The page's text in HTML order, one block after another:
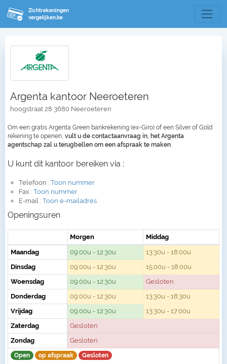
Zichtrekeningen
vergelijken.be
Argenta kantoor Neeroeteren
hoogstraat 28 3680 Neeroeteren
Om een gratis Argenta Green bankrekening (ex-Giro) of een Silver of Gold
rekening te openen, vult u de contactaanvraag in, het Argenta
agentschap zal u terugbellen om een afspraak te maken
U kunt dit kantoor bereiken via :
Telefoon : Toon nummer
Fax : Toon nummer
E-mail : Toon e-mailadres
Openingsuren
Morgen
Middag
Maandag
09:00u - 12:30u
13:30u - 18:00u
Dinsdag
09:00u - 12:30u
15:00u - 18:00u
Woensdag
09:00u - 12:30u
Gesloten
Donderdag
09:00u - 12:30u
13:30u - 18:30u
Vrijdag
09:00u - 12:30u
13:30u - 17:00u
Zaterdag
Gesloten
Zondag
Gesloten
Open op afspraak Gesloten